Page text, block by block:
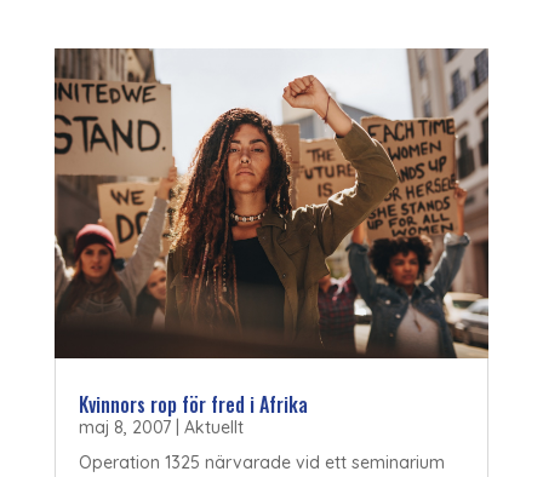
Kvinnors rop för fred i Afrika
maj 8, 2007| Aktuellt
Operation 1325 närvarade vid ett seminarium